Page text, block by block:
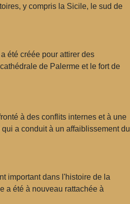
y compris la Sicile, le sud de
été créée pour attirer des
de Palerme et le fort de
à des conflits internes et à une
a conduit à un affaiblissement du
important dans l'histoire de la
a été à nouveau rattachée à